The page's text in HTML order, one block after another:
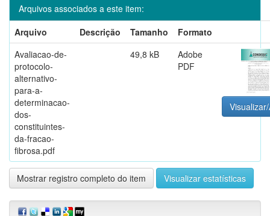
Arquivos associados a este item:
Arquivo
Descrição Tamanho
Formato
Avaliacao-de-
protocolo-
alternativo-
para-a-
determinacao-
dos-
constituintes-
da-fracao-
fibrosa.pdf
49,8 kB
Adobe
PDF
Mostrar registro completo do item Visualizar estatísticas